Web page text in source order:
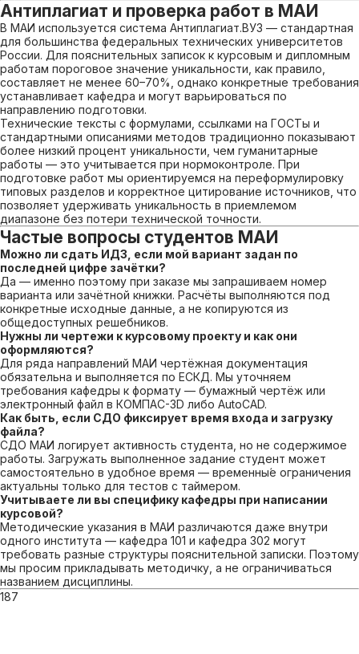
Антиплагиат и проверка работ в МАИ
В МАИ используется система Антиплагиат.ВУЗ — стандартная
для большинства федеральных технических университетов
России. Для пояснительных записок к курсовым и дипломным
работам пороговое значение уникальности, как правило,
составляет не менее 60–70%, однако конкретные требования
устанавливает кафедра и могут варьироваться по
направлению подготовки.
Технические тексты с формулами, ссылками на ГОСТы и
стандартными описаниями методов традиционно показывают
более низкий процент уникальности, чем гуманитарные
работы — это учитывается при нормоконтроле. При
подготовке работ мы ориентируемся на переформулировку
типовых разделов и корректное цитирование источников, что
позволяет удерживать уникальность в приемлемом
диапазоне без потери технической точности.
Частые вопросы студентов МАИ
Можно ли сдать ИДЗ, если мой вариант задан по
последней цифре зачётки?
Да — именно поэтому при заказе мы запрашиваем номер
варианта или зачётной книжки. Расчёты выполняются под
конкретные исходные данные, а не копируются из
общедоступных решебников.
Нужны ли чертежи к курсовому проекту и как они
оформляются?
Для ряда направлений МАИ чертёжная документация
обязательна и выполняется по ЕСКД. Мы уточняем
требования кафедры к формату — бумажный чертёж или
электронный файл в КОМПАС-3D либо AutoCAD.
Как быть, если СДО фиксирует время входа и загрузку
файла?
СДО МАИ логирует активность студента, но не содержимое
работы. Загружать выполненное задание студент может
самостоятельно в удобное время — временны́е ограничения
актуальны только для тестов с таймером.
Учитываете ли вы специфику кафедры при написании
курсовой?
Методические указания в МАИ различаются даже внутри
одного института — кафедра 101 и кафедра 302 могут
требовать разные структуры пояснительной записки. Поэтому
мы просим прикладывать методичку, а не ограничиваться
названием дисциплины.
187